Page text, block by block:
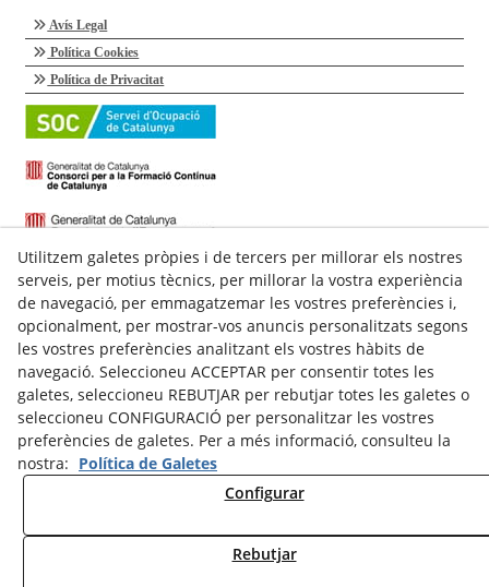
Avís Legal
Política Cookies
Política de Privacitat
C/ Talladell, 7-9 Baixos
Espanya
973 311 143
Utilitzem galetes pròpies i de tercers per millorar els nostres
serveis, per motius tècnics, per millorar la vostra experiència
de navegació, per emmagatzemar les vostres preferències i,
opcionalment, per mostrar-vos anuncis personalitzats segons
les vostres preferències analitzant els vostres hàbits de
navegació. Seleccioneu ACCEPTAR per consentir totes les
galetes, seleccioneu REBUTJAR per rebutjar totes les galetes o
seleccioneu CONFIGURACIÓ per personalitzar les vostres
preferències de galetes. Per a més informació, consulteu la
nostra: Política de Galetes
Configurar
Rebutjar